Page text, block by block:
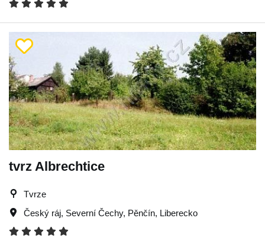
tvrz Albrechtice
Tvrze
Český ráj, Severní Čechy, Pěnčín, Liberecko